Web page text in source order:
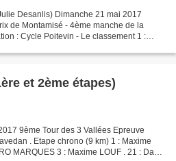
Desanlis) Dimanche 21 mai 2017
de Montamisé - 4ème manche de la
: Cycle Poitevin - Le classement 1 :
des 3 Vallées (1ère et 2ème étapes)
9ème Tour des 3 Vallées Epreuve
. Etape chrono (9 km) 1 : Maxime
MARQUES 3 : Maxime LOUF . 21 : David